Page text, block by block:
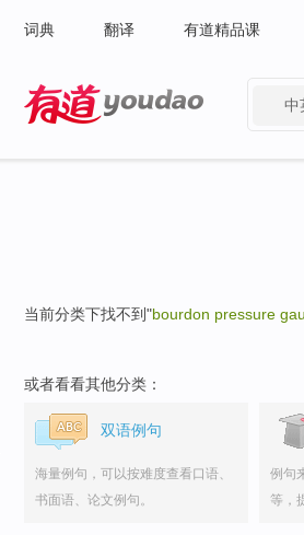
词典 翻译 有道精品课
中
当前分类下找不到"bourdon pressure
或者看看其他分类：
双语例句
海量例句，可以按难度查看口语、
书面语、论文例句。
例句
等，